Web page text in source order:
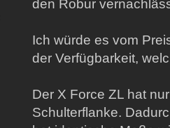
den Robur
Ich würde es vom
der Verfügbarkeit,
Der X Force ZL hat
Schulterflanke.